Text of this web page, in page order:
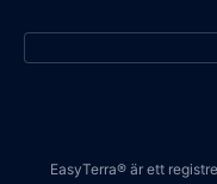
EasyTerra® är ett